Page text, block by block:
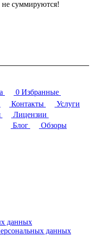
суммируются!
0 Избранные
Контакты
Услуги
Лицензии
Блог
Обзоры
данных
данных